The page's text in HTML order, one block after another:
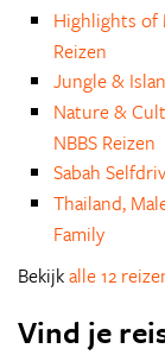
Highlights of
Reizen
Jungle &
Nature &
NBBS Reizen
Sabah
Thailand,
Family
Bekijkalle 12
Vind je